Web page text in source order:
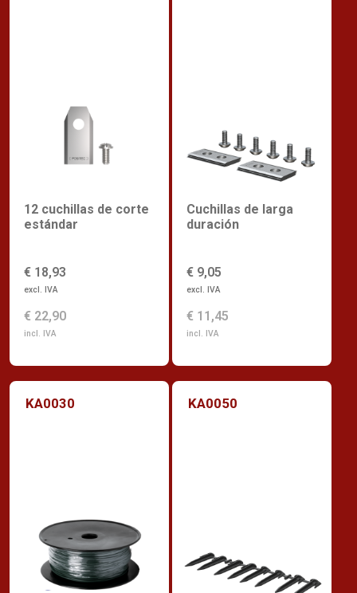
12 cuchillas de corte
estándar
€ 18,93
excl. IVA
€ 22,90
incl. IVA
Cuchillas de larga
duración
€ 9,05
excl. IVA
€ 11,45
incl. IVA
KA0030 KA0050